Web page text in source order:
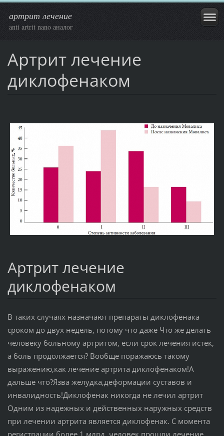
артрит лечение
anti artrit nano аналог
Артрит лечение
диклофенаком
Артрит лечение
диклофенаком
В таких случаях назначают препараты диклофенака
сроком до двух недель, потому что даже Что же делать
человеку больному артритом, если срок лечения истек,
а боль продолжается? Вообще поражаюсь такому
выражению,как лечение артрита диклофенаком!А
дальше что?Язва желудка,деформации суставов и
инвалидность!Диклофенак никогда не лечил артрит
Одним из надежных и действенных наружных средств
при лечении артрита является диклофенак. С момента
регистрации более 1 млрд. человек прошли лечение